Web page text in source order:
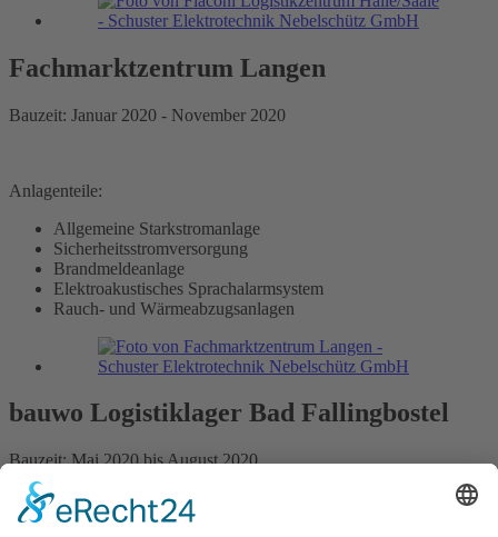
Fachmarktzentrum Langen
Bauzeit: Januar 2020 - November 2020
Anlagenteile:
Allgemeine Starkstromanlage
Sicherheitsstromversorgung
Brandmeldeanlage
Elektroakustisches Sprachalarmsystem
Rauch- und Wärmeabzugsanlagen
bauwo Logistiklager Bad Fallingbostel
Bauzeit: Mai 2020 bis August 2020